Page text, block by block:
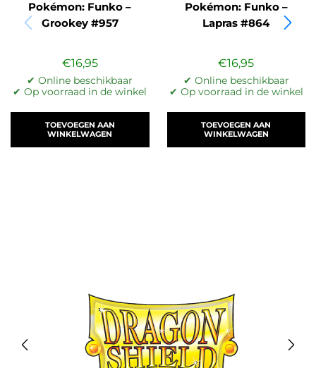
Pokémon: Funko –
Grookey #957
€16,95
✔ Online beschikbaar
✔ Op voorraad in de winkel
TOEVOEGEN AAN
WINKELWAGEN
Pokémon: Funko –
Lapras #864
€16,95
✔ Online beschikbaar
✔ Op voorraad in de winkel
TOEVOEGEN AAN
WINKELWAGEN